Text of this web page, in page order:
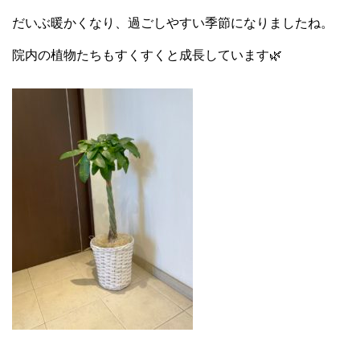
だいぶ暖かくなり、過ごしやすい季節になりましたね。
院内の植物たちもすくすくと成長しています🌿